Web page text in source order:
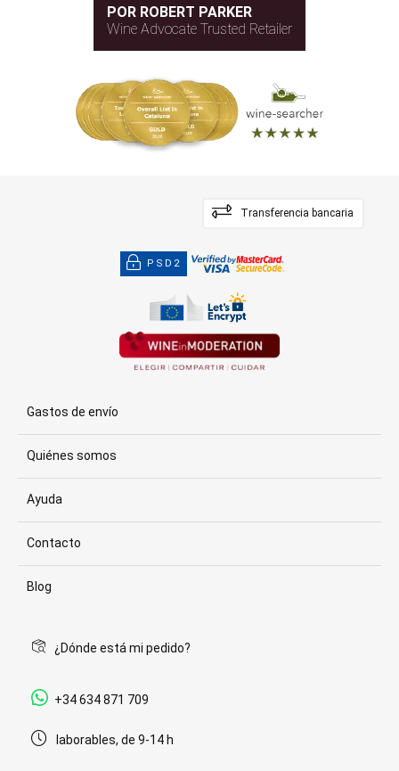
POR ROBERT PARKER
Wine Advocate Trusted Retailer
Transferencia bancaria
PSD2
Gastos de envío
Quiénes somos
Ayuda
Contacto
Blog
¿Dónde está mi pedido?
+34 634 871 709
laborables, de 9-14 h